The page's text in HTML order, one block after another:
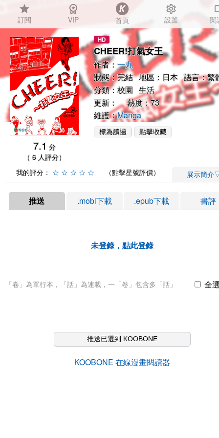
star
訂閱
workspace_premium
VIP 首頁
settings
設置 閱
7.1 分
（ 6 人評分）
CHEER!打氣女王
作者： 一丸
狀態：完結 地區：日本 語言：繁
分類：校園 生活
更新： 熱度：73
維護：Manga
我的評分： ☆ ☆ ☆ ☆ ☆ （點擊星號評價） 展示簡介
推送 .mobi下載 .epub下載 書評
未登錄，點此登錄
「卷」為單行本，「話」為連載，一「卷」包含多「話」 全
推送已選到 KOOBONE
KOOBONE 在線漫畫閱讀器